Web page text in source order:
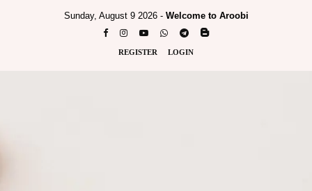
Sunday, August 9 2026 - Welcome to Aroobi
REGISTER LOGIN